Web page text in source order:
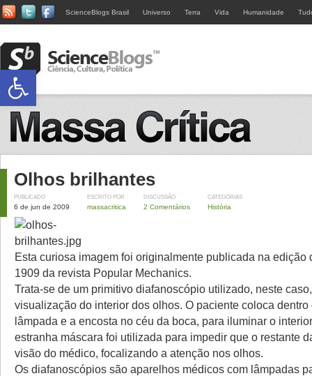
ScienceBlogs Brasil Universo Terra Vida Humanidade
Olhos brilhantes
PUBLICADO
6 de jun de 2009
ESCRITO POR
massacritica
DISCUSSÃO
2 Comentários
CATEGORIAS
História
Esta curiosa imagem foi originalmente publicada na edição
1909 da revista Popular Mechanics.
Trata-se de um primitivo diafanoscópio utilizado, neste
visualização do interior dos olhos. O paciente coloca dentro
lâmpada e a encosta no céu da boca, para iluminar o
estranha máscara foi utilizada para impedir que o restante
visão do médico, focalizando a atenção nos olhos.
Os diafanoscópios são aparelhos médicos com lâmpadas
Abrir a barra de ferramentas